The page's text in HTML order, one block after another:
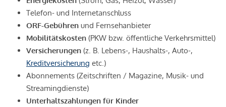
Telefon- und Internetanschluss
ORF-Gebühren und Fernsehanbieter
Mobilitätskosten (PKW bzw. öffentliche Verkehrsmittel)
Versicherungen (z. B. Lebens-, Haushalts-, Auto-,
Kreditversicherung etc.)
Abonnements (Zeitschriften / Magazine, Musik- und
Streamingdienste)
Unterhaltszahlungen für Kinder